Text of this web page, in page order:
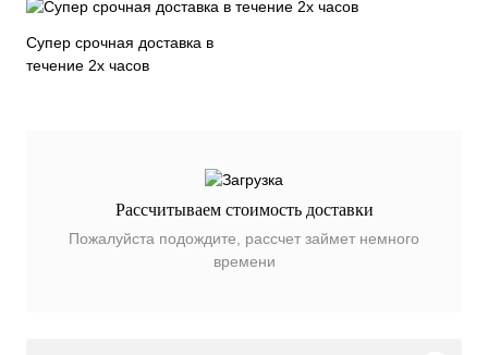
Супер срочная доставка в
течение 2х часов
Рассчитываем стоимость доставки
Пожалуйста подождите, рассчет займет немного
времени